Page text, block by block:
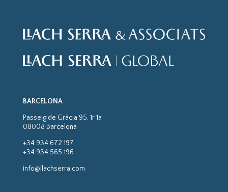
BARCELONA
Passeig de Gràcia 95, 1r 1a
08008 Barcelona
+34 934 672 197
+34 934 565 196
info@llachserra.com